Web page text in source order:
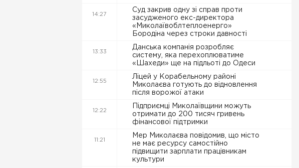
14:27
Суд закрив одну зі справ проти
засудженого екс-директора
«Миколаївоблтеплоенерго»
Бородіна через строки давності
13:33
Данська компанія розробляє
систему, яка перехоплюватиме
«Шахеди» ще на підльоті до Одеси
12:55
Ліцей у Корабельному районі
Миколаєва готують до відновлення
після ворожої атаки
12:22
Підприємці Миколаївщини можуть
отримати до 200 тисяч гривень
фінансової підтримки
11:21
Мер Миколаєва повідомив, що місто
не має ресурсу самостійно
підвищити зарплати працівникам
культури